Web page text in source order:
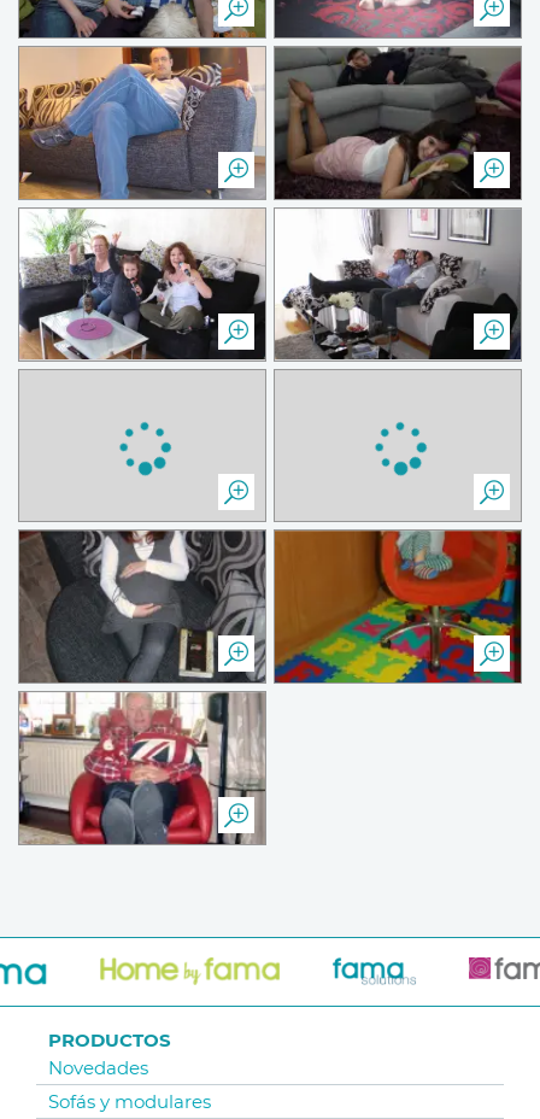
PRODUCTOS
Novedades
Sofás y modulares